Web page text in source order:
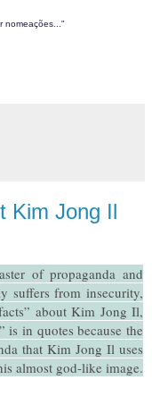
nomeações..."
Kim Jong Il
of propaganda and
suffers from insecurity,
about Kim Jong Il,
is in quotes because the
that Kim Jong Il uses
almost god-like image.